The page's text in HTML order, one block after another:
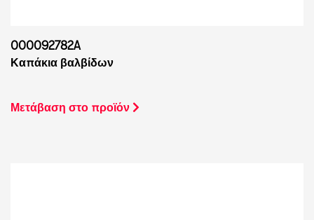
000092782A
Καπάκια βαλβίδων
Μετάβαση στο προϊόν